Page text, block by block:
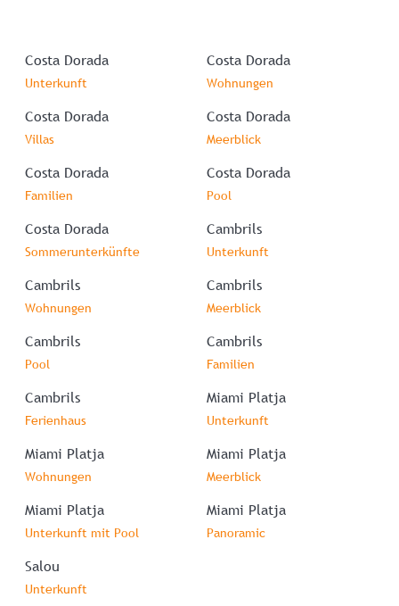
Costa Dorada
Unterkunft
Costa Dorada
Wohnungen
Costa Dorada
Villas
Costa Dorada
Meerblick
Costa Dorada
Familien
Costa Dorada
Pool
Costa Dorada
Sommerunterkünfte
Cambrils
Unterkunft
Cambrils
Wohnungen
Cambrils
Meerblick
Cambrils
Pool
Cambrils
Familien
Cambrils
Ferienhaus
Miami Platja
Unterkunft
Miami Platja
Wohnungen
Miami Platja
Meerblick
Miami Platja
Unterkunft mit Pool
Miami Platja
Panoramic
Salou
Unterkunft